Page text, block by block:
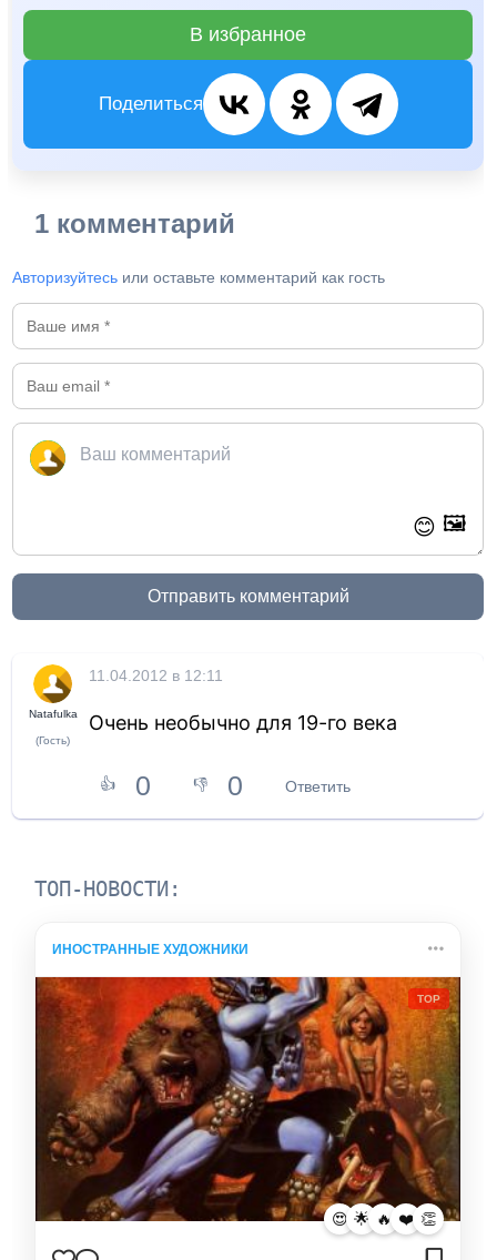
В избранное
Поделиться
1 комментарий
Авторизуйтесь или оставьте комментарий как гость
😊 🖼️
Отправить комментарий
Natafulka
(Гость)
11.04.2012 в 12:11
Очень необычно для 19-го века
👍 0 👎 0 Ответить
ТОП-НОВОСТИ:
ИНОСТРАННЫЕ ХУДОЖНИКИ
TOP
😍 🌟 🔥 ❤️ 👏